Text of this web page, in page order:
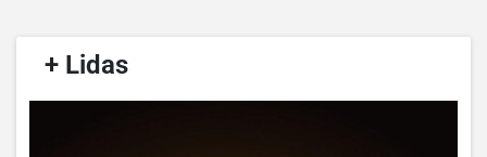
+ Lidas